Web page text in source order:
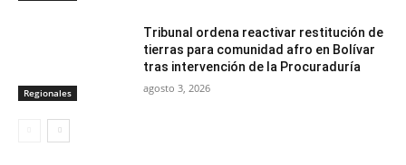
Regionales
Tribunal ordena reactivar restitución de
tierras para comunidad afro en Bolívar
tras intervención de la Procuraduría
agosto 3, 2026